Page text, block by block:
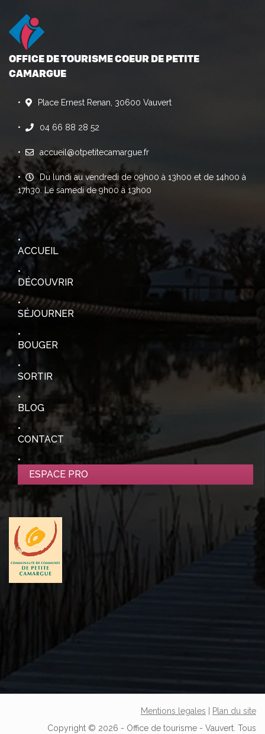
OFFICE DE TOURISME COEUR DE PETITE
CAMARGUE
Place Ernest Renan, 30600 Vauvert
04 66 88 28 52
accueil@otpetitecamargue.fr
Du lundi au vendredi de 09h00 à 13h00 et de 14h00 à
17h30. Le samedi de 9h00 à 13h00
ACCUEIL
DÉCOUVRIR
SÉJOURNER
BOUGER
SORTIR
BLOG
CONTACT
ESPACE PRO
Mentions legales
Plan du site
Copyright © 2026 - Office de tourisme - Vauvert. Tous